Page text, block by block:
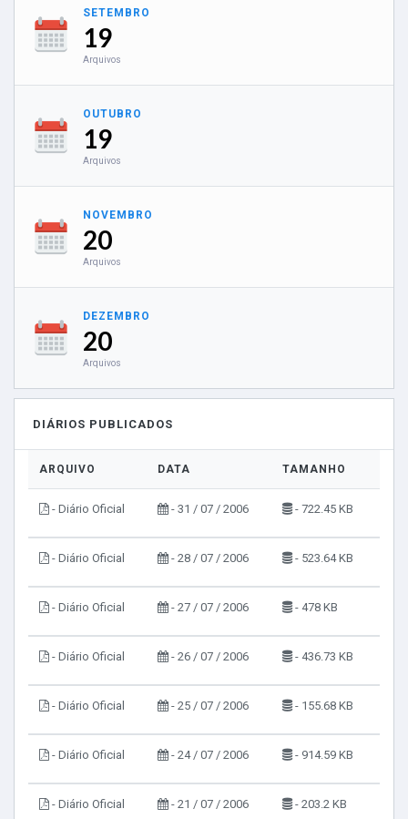
SETEMBRO
19
Arquivos
OUTUBRO
19
Arquivos
NOVEMBRO
20
Arquivos
DEZEMBRO
20
Arquivos
DIÁRIOS PUBLICADOS
ARQUIVO DATA TAMANHO
- Diário Oficial - 31 / 07 / 2006 - 722.45 KB
- Diário Oficial - 28 / 07 / 2006 - 523.64 KB
- Diário Oficial - 27 / 07 / 2006 - 478 KB
- Diário Oficial - 26 / 07 / 2006 - 436.73 KB
- Diário Oficial - 25 / 07 / 2006 - 155.68 KB
- Diário Oficial - 24 / 07 / 2006 - 914.59 KB
- Diário Oficial - 21 / 07 / 2006 - 203.2 KB